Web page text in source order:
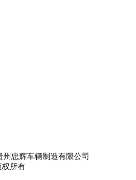
州忠辉车辆制造有限公司
权所有